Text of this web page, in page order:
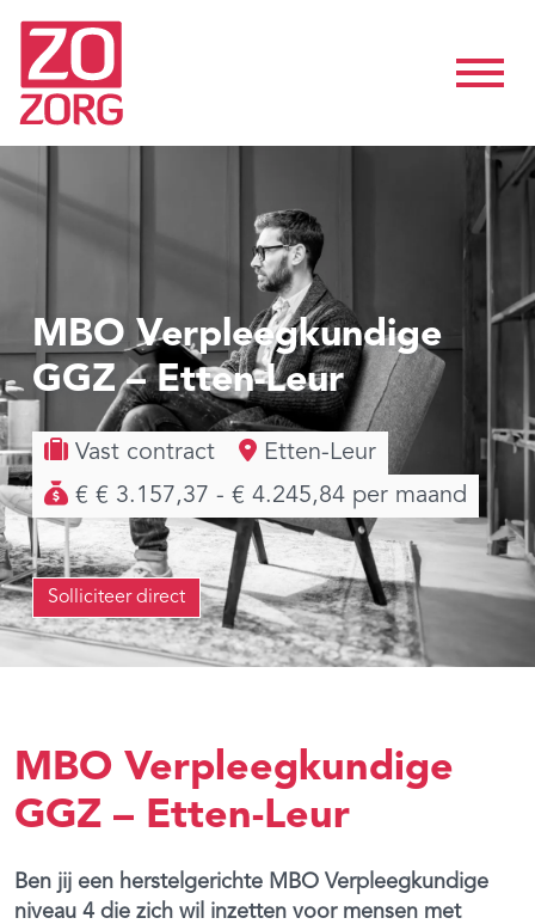
MBO Verpleegkundige
GGZ – Etten-Leur
Vast contract
Etten-Leur
€ € 3.157,37 - € 4.245,84 per maand
Solliciteer direct
MBO Verpleegkundige
GGZ – Etten-Leur
Ben jij een herstelgerichte MBO Verpleegkundige
niveau 4 die zich wil inzetten voor mensen met